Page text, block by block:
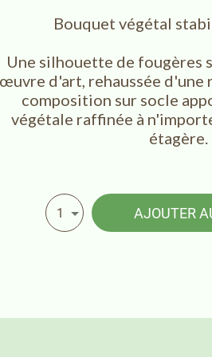
Bouquet végétal
Une silhouette de fougères
œuvre d'art, rehaussée d'une
composition sur socle
végétale raffinée à
étagère.
1 AJOUTER